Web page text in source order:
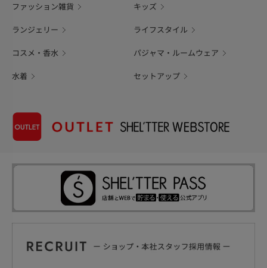
ファッション雑貨 キッズ
ランジェリー ライフスタイル
コスメ・香水 パジャマ・ルームウェア
水着 セットアップ